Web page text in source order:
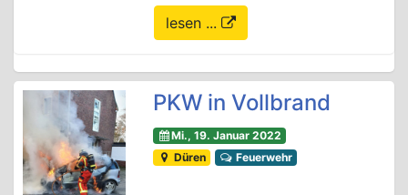
lesen ...
PKW in Vollbrand
Mi., 19. Januar 2022
Düren
Feuerwehr